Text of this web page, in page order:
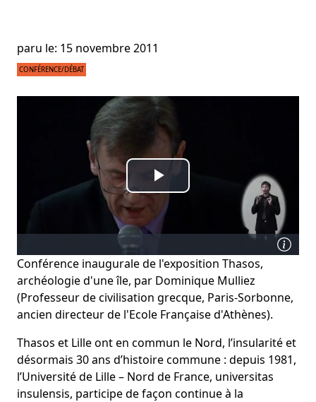
paru le: 15 novembre 2011
CONFÉRENCE/DÉBAT
Conférence inaugurale de l'exposition Thasos,
archéologie d'une île, par Dominique Mulliez
(Professeur de civilisation grecque, Paris-Sorbonne,
ancien directeur de l'Ecole Française d'Athènes).
Thasos et Lille ont en commun le Nord, l’insularité et
désormais 30 ans d’histoire commune : depuis 1981,
l’Université de Lille – Nord de France, universitas
insulensis, participe de façon continue à la